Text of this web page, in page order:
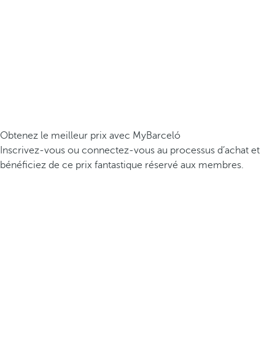
Obtenez le meilleur prix avec MyBarceló
Inscrivez-vous ou connectez-vous au processus d’achat et
bénéficiez de ce prix fantastique réservé aux membres.